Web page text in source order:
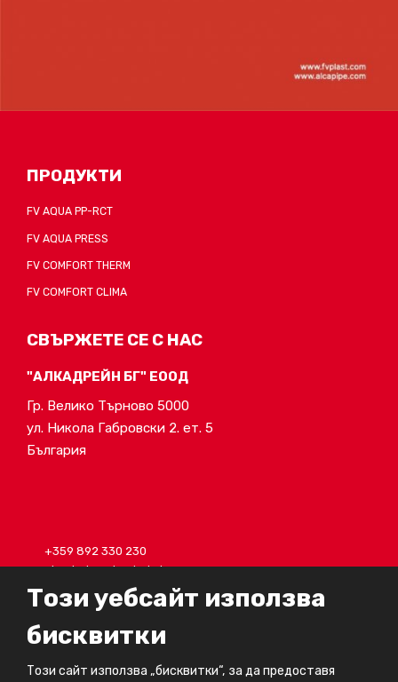
ПРОДУКТИ
FV AQUA PP-RCT
FV AQUA PRESS
FV COMFORT THERM
FV COMFORT CLIMA
СВЪРЖЕТЕ СЕ С НАС
"АЛКАДРЕЙН БГ" ЕООД
Гр. Велико Търново 5000
ул. Никола Габровски 2. ет. 5
България
+359 892 330 230
alcadrain@alcadrain.bg
© 2024, FV - Plast, a.s.
Този уебсайт използва
бисквитки
Този сайт използва „бисквитки“, за да предоставя